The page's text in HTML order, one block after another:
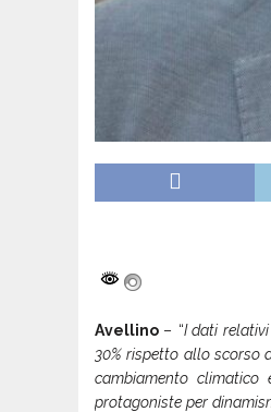
Avellino – “I dati
30% rispetto allo scorso
cambiamento
protagoniste per